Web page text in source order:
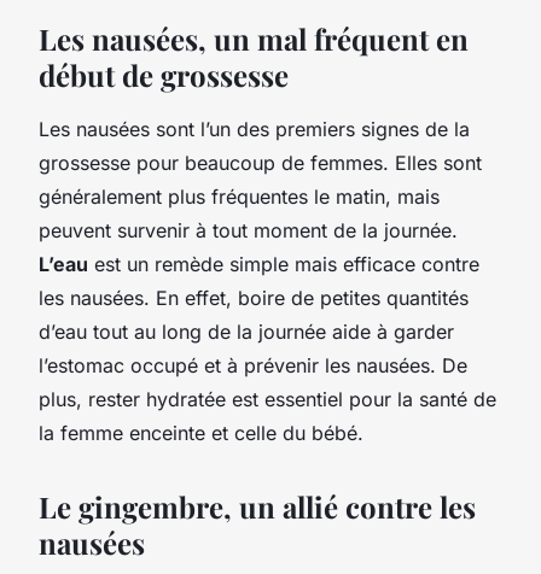
Les nausées, un mal fréquent en
début de grossesse
Les nausées sont l’un des premiers signes de la
grossesse pour beaucoup de femmes. Elles sont
généralement plus fréquentes le matin, mais
peuvent survenir à tout moment de la journée.
L’eau est un remède simple mais efficace contre
les nausées. En effet, boire de petites quantités
d’eau tout au long de la journée aide à garder
l’estomac occupé et à prévenir les nausées. De
plus, rester hydratée est essentiel pour la santé de
la femme enceinte et celle du bébé.
Le gingembre, un allié contre les
nausées